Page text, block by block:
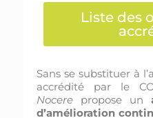
Liste des
Sans se substituer à
accrédité par le
Nocere propose un
d’amélioration